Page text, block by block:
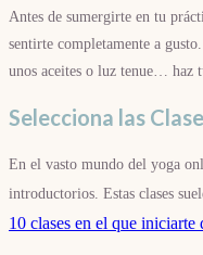
Antes de sumergirte en tu
sentirte completamente a
unos aceites o luz tenue… haz
Selecciona las
En el vasto mundo del yoga
introductorios. Estas clases
10 clases en el que